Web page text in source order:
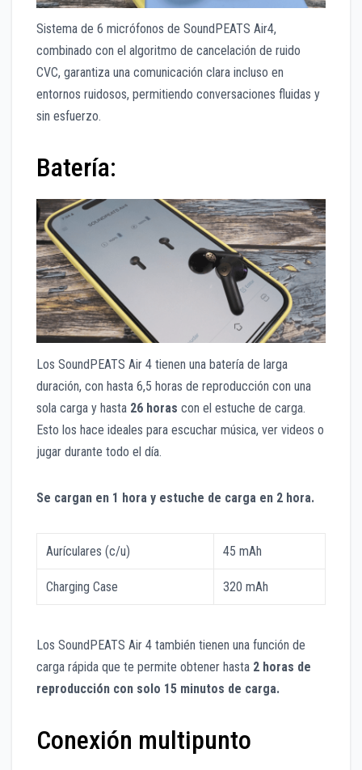
Sistema de 6 micrófonos de SoundPEATS Air4,
combinado con el algoritmo de cancelación de ruido
CVC, garantiza una comunicación clara incluso en
entornos ruidosos, permitiendo conversaciones fluidas y
sin esfuerzo.
Batería:
Los SoundPEATS Air 4 tienen una batería de larga
duración, con hasta 6,5 horas de reproducción con una
sola carga y hasta 26 horas con el estuche de carga.
Esto los hace ideales para escuchar música, ver videos o
jugar durante todo el día.
Se cargan en 1 hora y estuche de carga en 2 hora.
Aurículares (c/u) 45 mAh
Charging Case 320 mAh
Los SoundPEATS Air 4 también tienen una función de
carga rápida que te permite obtener hasta 2 horas de
reproducción con solo 15 minutos de carga.
Conexión multipunto